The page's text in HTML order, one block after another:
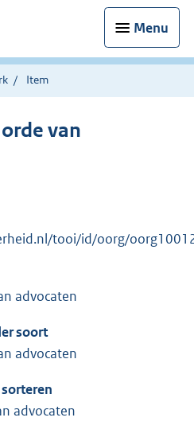
Menu
Item
van
tooi/id/oorg/
advocaten
soort
advocaten
advocaten